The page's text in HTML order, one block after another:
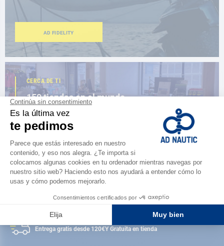
AD FIDELITY
CERCA DE TI
150 tiendas en el mundo,
la fuerza de una red
ENCUENTRA UNA TIENDA
Satisfecho o reembolsado
Entrega gratis desde 120€Y Gratuita en tienda